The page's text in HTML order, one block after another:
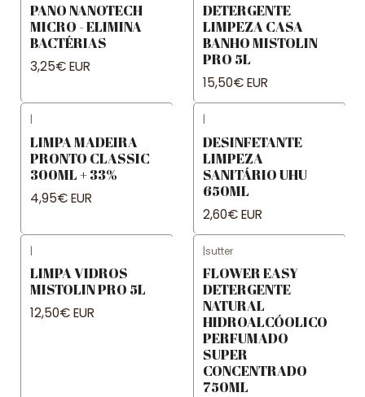
PANO NANOTECH
MICRO - ELIMINA
BACTÉRIAS
3,25€ EUR
DETERGENTE
LIMPEZA CASA
BANHO MISTOLIN
PRO 5L
15,50€ EUR
|
LIMPA MADEIRA
PRONTO CLASSIC
300ML + 33%
4,95€ EUR
|
DESINFETANTE
LIMPEZA
SANITÁRIO UHU
650ML
2,60€ EUR
|
LIMPA VIDROS
MISTOLIN PRO 5L
12,50€ EUR
|sutter
FLOWER EASY
DETERGENTE
NATURAL
HIDROALCÓOLICO
PERFUMADO
SUPER
CONCENTRADO
750ML